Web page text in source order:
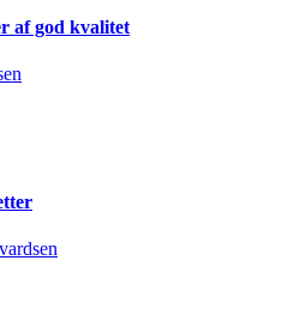
af god kvalitet